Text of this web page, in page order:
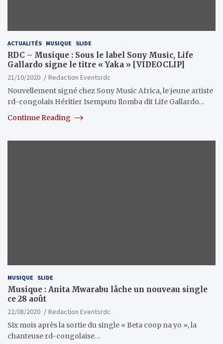
ACTUALITÉS MUSIQUE SLIDE
RDC – Musique : Sous le label Sony Music, Life
Gallardo signe le titre « Yaka » [VIDEOCLIP]
21/10/2020
Redaction Eventsrdc
Nouvellement signé chez Sony Music Africa, le jeune artiste
rd-congolais Héritier Isemputu Ilomba dit Life Gallardo…
Continue Reading
MUSIQUE SLIDE
Musique : Anita Mwarabu lâche un nouveau single
ce 28 août
22/08/2020
Redaction Eventsrdc
Six mois après la sortie du single « Beta coop na yo », la
chanteuse rd-congolaise…